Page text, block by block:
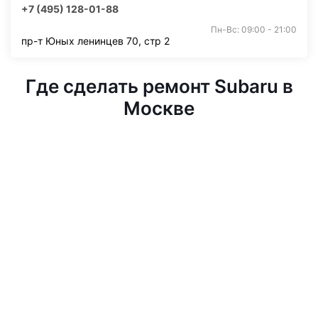
+7 (495) 128-01-88
Пн-Вс: 09:00 - 21:00
пр-т Юных ленинцев 70, стр 2
Где сделать ремонт Subaru в
Москве